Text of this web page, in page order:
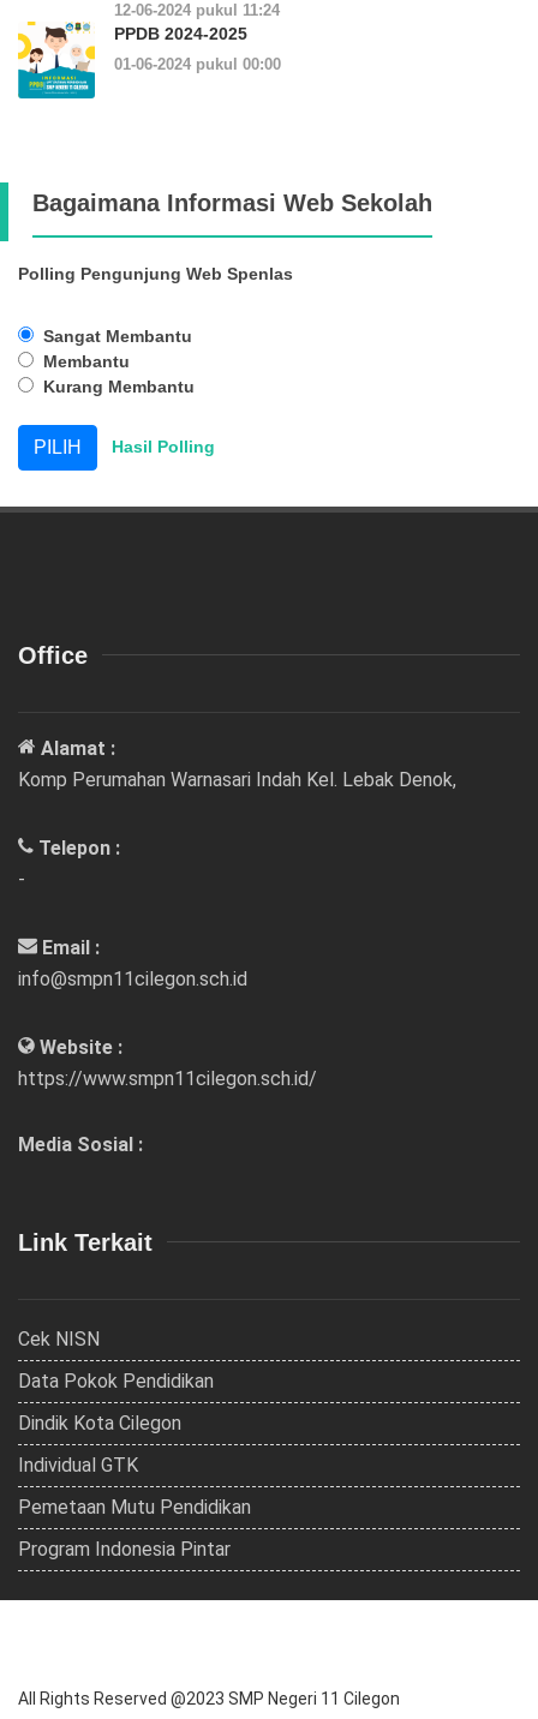
12-06-2024 pukul 11:24
PPDB 2024-2025
01-06-2024 pukul 00:00
Bagaimana Informasi Web Sekolah
Polling Pengunjung Web Spenlas
Sangat Membantu
Membantu
Kurang Membantu
Hasil Polling
Office
Alamat :
Komp Perumahan Warnasari Indah Kel. Lebak Denok,
Telepon :
-
Email :
info@smpn11cilegon.sch.id
Website :
https://www.smpn11cilegon.sch.id/
Media Sosial :
Link Terkait
Cek NISN
Data Pokok Pendidikan
Dindik Kota Cilegon
Individual GTK
Pemetaan Mutu Pendidikan
Program Indonesia Pintar
All Rights Reserved @2023 SMP Negeri 11 Cilegon